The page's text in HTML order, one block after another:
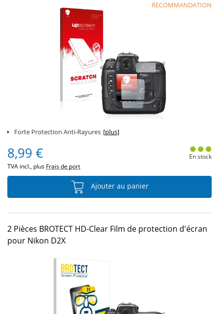
RECOMMANDATION
Forte Protection Anti-Rayures [plus]
8,99 €
TVA incl., plus Frais de port
En stock
Ajouter au panier
2 Pièces BROTECT HD-Clear Film de protection d'écran
pour Nikon D2X